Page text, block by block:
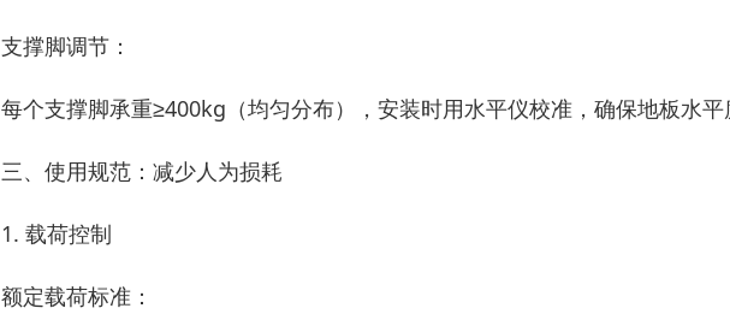
支撑脚调节：
每个支撑脚承重≥400kg（均匀分布），安装时用水平仪校准，确保地板水
三、使用规范：减少人为损耗
1. 载荷控制
额定载荷标准：